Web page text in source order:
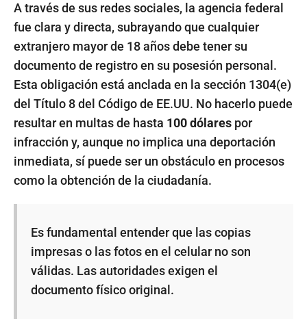
A través de sus redes sociales, la agencia federal
fue clara y directa, subrayando que cualquier
extranjero mayor de 18 años debe tener su
documento de registro en su posesión personal.
Esta obligación está anclada en la sección 1304(e)
del Título 8 del Código de EE.UU. No hacerlo puede
resultar en multas de hasta 100 dólares por
infracción y, aunque no implica una deportación
inmediata, sí puede ser un obstáculo en procesos
como la obtención de la ciudadanía.
Es fundamental entender que las copias
impresas o las fotos en el celular no son
válidas. Las autoridades exigen el
documento físico original.